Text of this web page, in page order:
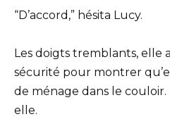
“D’accord,” hésita Lucy.
Les doigts tremblants, elle
sécurité pour montrer
de ménage dans le couloir.
elle.